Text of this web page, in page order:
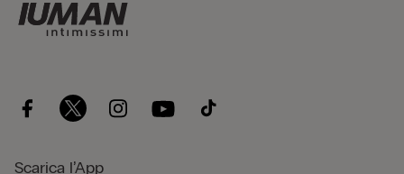
Scarica l’App